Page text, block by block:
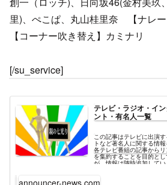
里)、ぺこぱ、丸山桂里奈 【ナレ
【コーナー吹き替え】カミナリ
[/su_service]
テレビ・ラジオ・イ
ント・有名人一覧
この記事はテレビに出演
トなど著名人に関する情
各テレビ番組の記事から
を集約することを目的と
が、情報は随時追加してい
announcer-news.com